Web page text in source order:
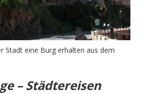
Stadt eine Burg erhalten aus dem
– Städtereisen